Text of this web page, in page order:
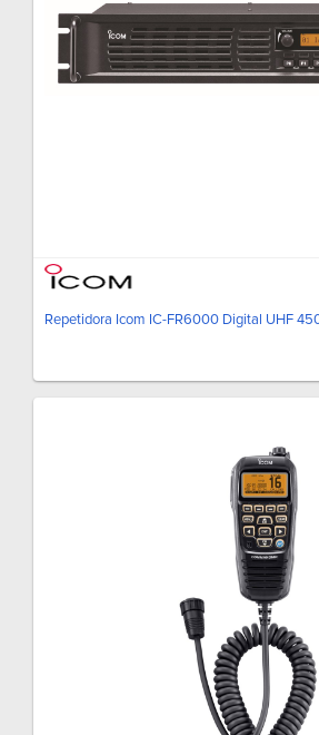
Repetidora Icom IC-FR6000 Digital UHF